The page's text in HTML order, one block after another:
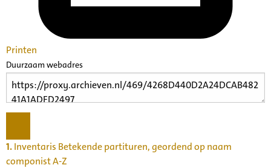
Printen
Duurzaam webadres
1.Inventaris Betekende partituren, geordend op naam
componist A-Z